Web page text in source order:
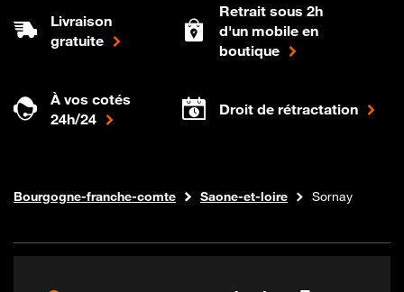
Livraison
gratuite
Retrait sous 2h
d'un mobile en
boutique
À vos cotés
24h/24
Droit de rétractation
Boutique Orange
Internet fibre
Bourgogne-franche-comte Saone-et-loire Sornay